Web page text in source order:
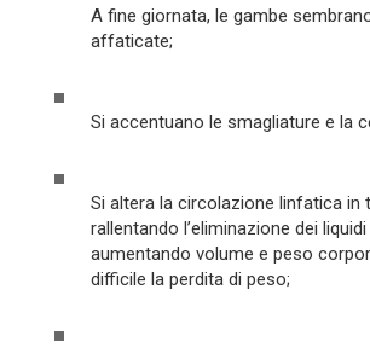
A fine giornata, le gambe
affaticate;
Si accentuano le smagliature e la
Si altera la circolazione linfatica in
rallentando l’eliminazione dei
aumentando volume e peso
difficile la perdita di peso;